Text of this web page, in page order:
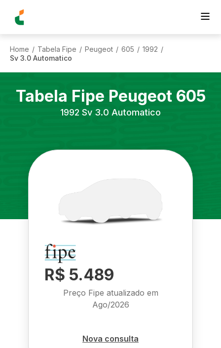
Home / Tabela Fipe / Peugeot / 605 / 1992 /
Sv 3.0 Automatico
Tabela Fipe Peugeot 605
1992 Sv 3.0 Automatico
R$ 5.489
Preço Fipe atualizado em
Ago/2026
Nova consulta